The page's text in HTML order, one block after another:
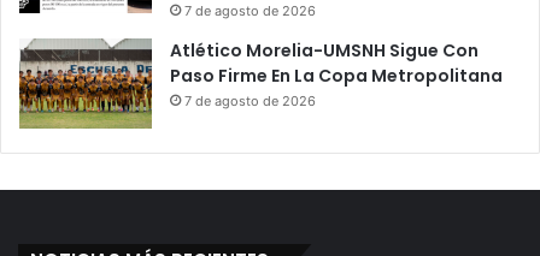
7 de agosto de 2026
Atlético Morelia-UMSNH Sigue Con
Paso Firme En La Copa Metropolitana
7 de agosto de 2026